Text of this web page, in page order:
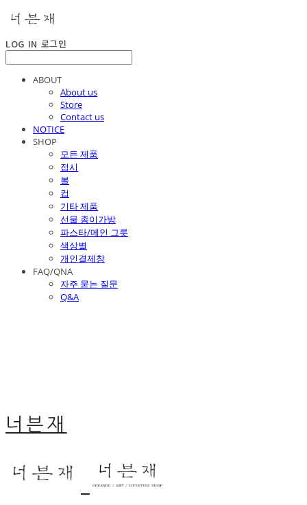
LOG IN 로그인
ABOUT
About us
Store
Contact us
NOTICE
SHOP
모든 제품
접시
볼
컵
기타 제품
선물 종이가방
파스타/메인 그릇
색상별
개인결제창
FAQ/QNA
자주 묻는 질문
Q&A
너븐재